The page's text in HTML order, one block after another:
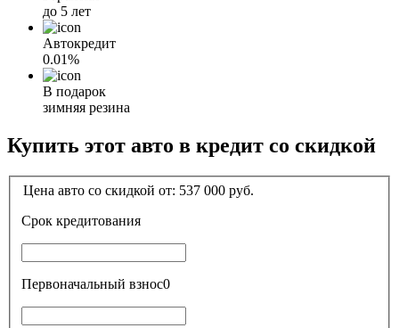
до 5 лет
Автокредит
0.01%
В подарок
зимняя резина
Купить этот авто в кредит со скидкой
Цена авто со скидкой от: 537 000 руб.
Срок кредитования
Первоначальный взнос0